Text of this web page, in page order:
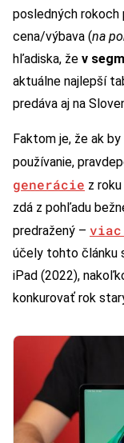
posledných rokoch
cena/výbava (na
hľadiska, že v
aktuálne najlepší
predáva aj na
Faktom je, že ak
používanie,
generácie z
zdá z pohľadu
predražený –
účely tohto článku
iPad (2022),
konkurovať rok